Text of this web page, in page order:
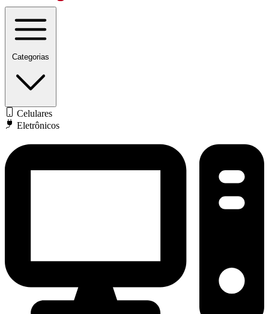
Categorias
Celulares
Eletrônicos